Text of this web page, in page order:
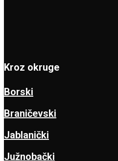
Kroz okruge
Borski
Braničevski
Jablanički
Južnobački